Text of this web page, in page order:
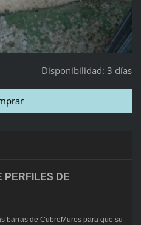
Disponibilidad: 3 días
PERFILES DE
barras de CubreMuros para que su